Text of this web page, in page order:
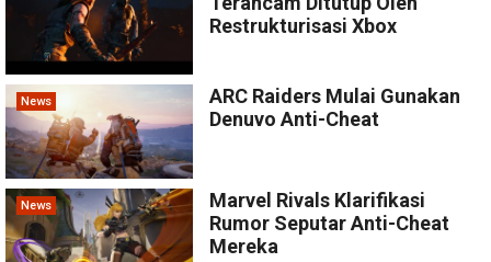
Restrukturisasi Xbox
News
ARC Raiders Mulai Gunakan
Denuvo Anti-Cheat
News
Marvel Rivals Klarifikasi
Rumor Seputar Anti-Cheat
Mereka